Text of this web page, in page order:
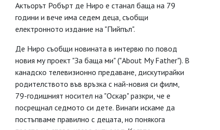
Актьорът Робърт де Ниро е станал баща на 79
години и вече има седем деца, съобщи
електронното издание на "Пийпъл".
Де Ниро съобщи новината в интервю по повод
новия му проект "За баща ми" ("About My Father"). В
канадско телевизионно предаване, дискутирайки
родителството във връзка с най-новия си филм,
79-годишният носител на "Оскар" разкри, че е
посрещнал седмото си дете. Винаги искаме да
постъпваме правилно с децата, но понякога